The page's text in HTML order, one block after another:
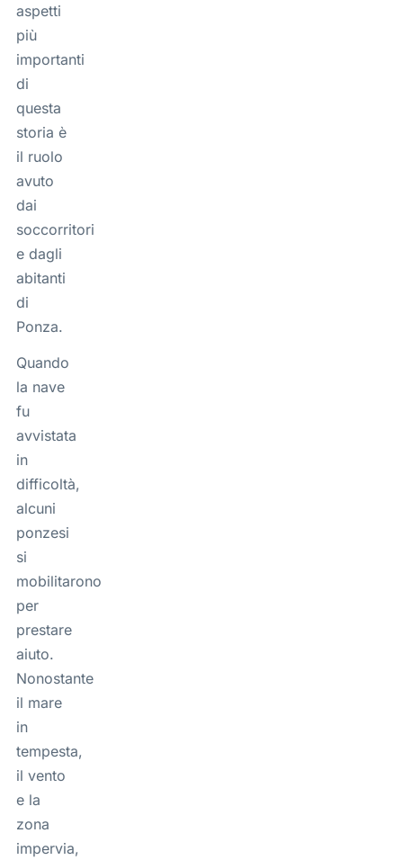
aspetti
più
importanti
di
questa
storia è
il ruolo
avuto
dai
soccorritori
e dagli
abitanti
di
Ponza.
Quando
la nave
fu
avvistata
in
difficoltà,
alcuni
ponzesi
si
mobilitarono
per
prestare
aiuto.
Nonostante
il mare
in
tempesta,
il vento
e la
zona
impervia,